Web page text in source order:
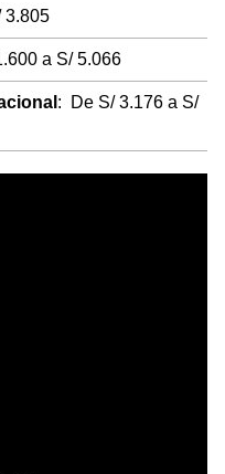
3.805
a S/ 5.066
: De S/ 3.176 a S/